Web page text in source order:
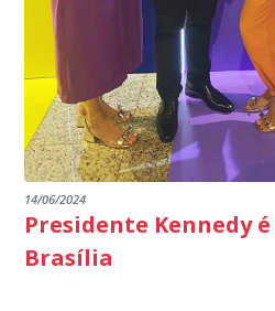
14/06/2024
Presidente Kennedy
Brasília